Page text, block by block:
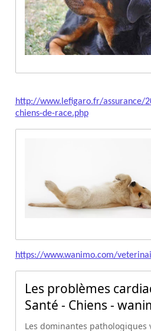
http://www.lefigaro.fr/assurance/
chiens-de-race.php
https://www.wanimo.com/
Les problèmes
Santé - Chiens -
Les dominantes